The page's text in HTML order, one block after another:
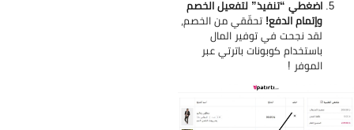
اضغطي “تنفيذ” لتفعيل الخصم
وإتمام الدفع!تحقّقي من الخصم،
لقد نجحت في توفير المال
باستخدام كوبونات باترتي عبر
الموفر!